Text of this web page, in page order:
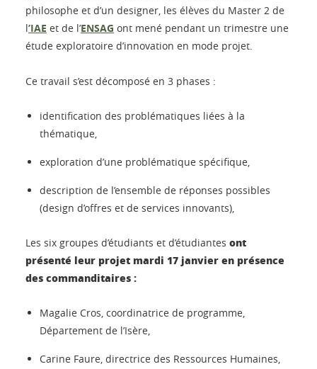
philosophe et d’un designer, les élèves du Master 2 de
l’IAE et de l’ENSAG ont mené pendant un trimestre une
étude exploratoire d’innovation en mode projet.
Ce travail s’est décomposé en 3 phases :
identification des problématiques liées à la
thématique,
exploration d’une problématique spécifique,
description de l’ensemble de réponses possibles
(design d’offres et de services innovants),
Les six groupes d’étudiants et d’étudiantes ont
présenté leur projet mardi 17 janvier en présence
des commanditaires :
Magalie Cros, coordinatrice de programme,
Département de l’Isère,
Carine Faure, directrice des Ressources Humaines,